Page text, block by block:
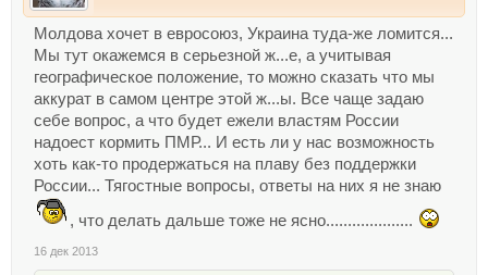
Молдова хочет в евросоюз, Украина туда-же ломится...
Мы тут окажемся в серьезной ж...е, а учитывая
географическое положение, то можно сказать что мы
аккурат в самом центре этой ж...ы. Все чаще задаю
себе вопрос, а что будет ежели властям России
надоест кормить ПМР... И есть ли у нас возможность
хоть как-то продержаться на плаву без поддержки
России... Тягостные вопросы, ответы на них я не знаю
, что делать дальше тоже не ясно....................
16 дек 2013